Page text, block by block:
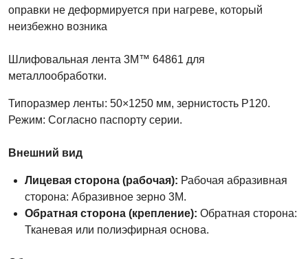
оправки не деформируется при нагреве, который
неизбежно возника
Шлифовальная лента 3M™ 64861 для
металлообработки.
Типоразмер ленты: 50×1250 мм, зернистость P120.
Режим: Согласно паспорту серии.
Внешний вид
Лицевая сторона (рабочая): Рабочая абразивная
сторона: Абразивное зерно 3M.
Обратная сторона (крепление): Обратная сторона:
Тканевая или полиэфирная основа.